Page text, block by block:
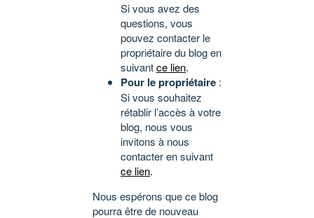
Si vous avez des
questions, vous
pouvez contacter le
propriétaire du blog en
suivantce lien.
Pour le propriétaire :
Si vous souhaitez
rétablir l’accès à votre
blog, nous vous
invitons à nous
contacter en suivant
ce lien.
Nous espérons que ce blog
pourra être de nouveau